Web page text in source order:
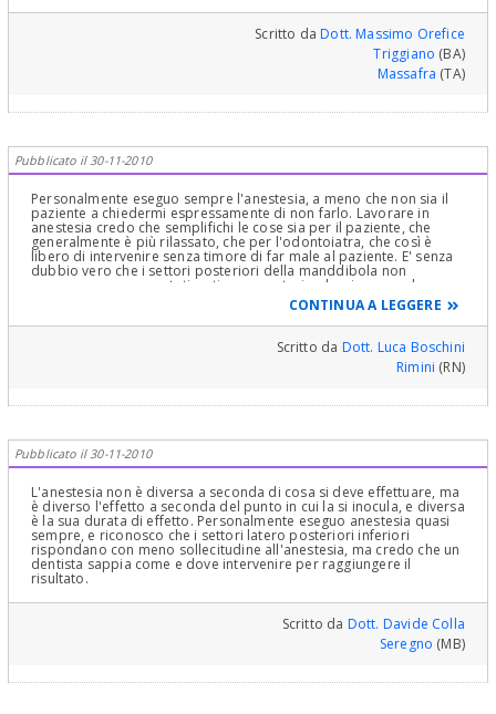
Scritto daDott. Massimo Orefice
Triggiano (BA)
Massafra (TA)
Pubblicato il 30-11-2010
Personalmente eseguo sempre l'anestesia, a meno che non sia il
paziente a chiedermi espressamente di non farlo. Lavorare in
anestesia credo che semplifichi le cose sia per il paziente, che
generalmente è più rilassato, che per l'odontoiatra, che così è
libero di intervenire senza timore di far male al paziente. E' senza
dubbio vero che i settori posteriori della manddibola non
possono essere anestetizzati con anestesia plessica come la
porzione anteriore o il mascellare posteriore. Pertanto è
necessario ricorrere alla tecnica tronculare o intraligamentosa.
Talvolta queste due tecniche sono leggermente più fastidiose, ma
generalmente molto efficaci. Se parla con il suo dentista,
sicuramente otterrà informazioni in merito nonché la sua opinione
nei casi specifici sul rapporto costo biologico/beneficio delle
CONTINUA A LEGGERE
Scritto da Dott. Luca Boschini
Rimini (RN)
Pubblicato il 30-11-2010
L'anestesia non è diversa a seconda di cosa si deve effettuare, ma
è diverso l'effetto a seconda del punto in cui la si inocula, e diversa
è la sua durata di effetto. Personalmente eseguo anestesia quasi
sempre, e riconosco che i settori latero posteriori inferiori
rispondano con meno sollecitudine all'anestesia, ma credo che un
dentista sappia come e dove intervenire per raggiungere il
risultato.
Scritto da Dott. Davide Colla
Seregno (MB)